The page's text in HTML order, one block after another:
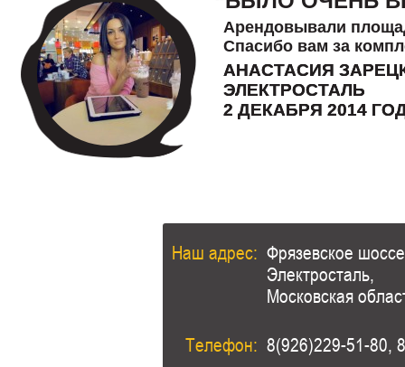
Арендовывали
Спасибо вам за
АНАСТАСИЯ
ЭЛЕКТРОСТАЛЬ
2 ДЕКАБРЯ 2014
Наш адрес: Фрязевское
Электросталь,
Московская
Телефон: 8(926)229-51-80,